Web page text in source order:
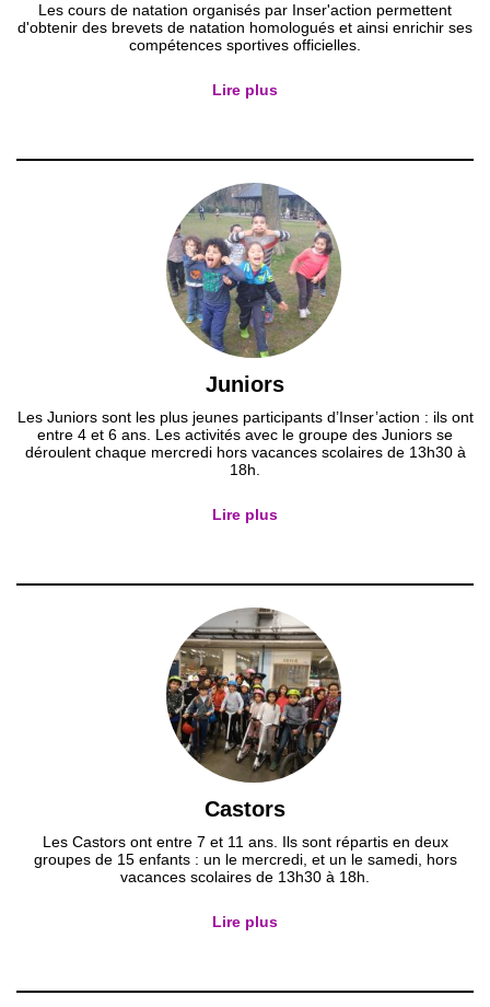
Les cours de natation organisés par Inser'action permettent
d'obtenir des brevets de natation homologués et ainsi enrichir ses
compétences sportives officielles.
Lire plus
Juniors
Les Juniors sont les plus jeunes participants d’Inser’action : ils ont
entre 4 et 6 ans. Les activités avec le groupe des Juniors se
déroulent chaque mercredi hors vacances scolaires de 13h30 à
18h.
Lire plus
Castors
Les Castors ont entre 7 et 11 ans. Ils sont répartis en deux
groupes de 15 enfants : un le mercredi, et un le samedi, hors
vacances scolaires de 13h30 à 18h.
Lire plus